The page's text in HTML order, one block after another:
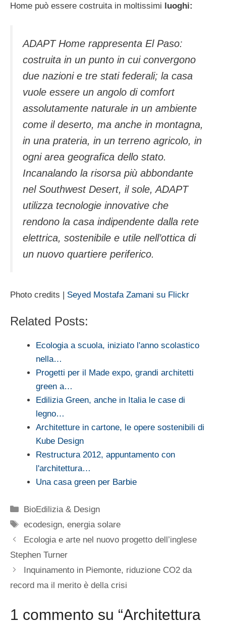
Home può essere costruita in moltissimi luoghi:
ADAPT Home rappresenta El Paso:
costruita in un punto in cui convergono
due nazioni e tre stati federali; la casa
vuole essere un angolo di comfort
assolutamente naturale in un ambiente
come il deserto, ma anche in montagna,
in una prateria, in un terreno agricolo, in
ogni area geografica dello stato.
Incanalando la risorsa più abbondante
nel Southwest Desert, il sole, ADAPT
utilizza tecnologie innovative che
rendono la casa indipendente dalla rete
elettrica, sostenibile e utile nell’ottica di
un nuovo quartiere periferico.
Photo credits | Seyed Mostafa Zamani su Flickr
Related Posts:
Ecologia a scuola, iniziato l'anno scolastico
nella…
Progetti per il Made expo, grandi architetti
green a…
Edilizia Green, anche in Italia le case di
legno…
Architetture in cartone, le opere sostenibili di
Kube Design
Restructura 2012, appuntamento con
l'architettura…
Una casa green per Barbie
Categorie
BioEdilizia & Design
Tag
ecodesign,energia solare
Ecologia e arte nel nuovo progetto dell’inglese
Stephen Turner
Inquinamento in Piemonte, riduzione CO2 da
record ma il merito è della crisi
1 commento su “Architettura